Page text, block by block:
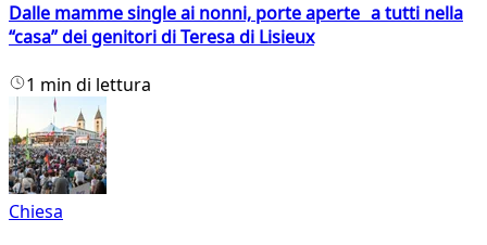
Dalle mamme single ai nonni, porte aperte a tutti nella
“casa” dei genitori di Teresa di Lisieux
1 min di lettura
Chiesa